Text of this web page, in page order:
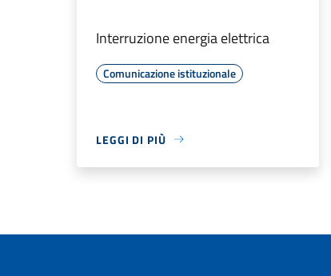
Interruzione energia elettrica
Comunicazione istituzionale
LEGGI DI PIÙ